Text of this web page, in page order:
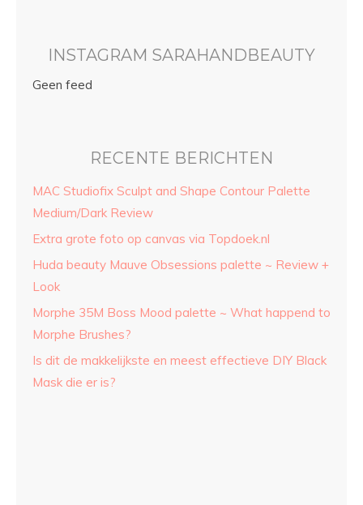
INSTAGRAM SARAHANDBEAUTY
Geen feed
RECENTE BERICHTEN
MAC Studiofix Sculpt and Shape Contour Palette
Medium/Dark Review
Extra grote foto op canvas via Topdoek.nl
Huda beauty Mauve Obsessions palette ~ Review +
Look
Morphe 35M Boss Mood palette ~ What happend to
Morphe Brushes?
Is dit de makkelijkste en meest effectieve DIY Black
Mask die er is?